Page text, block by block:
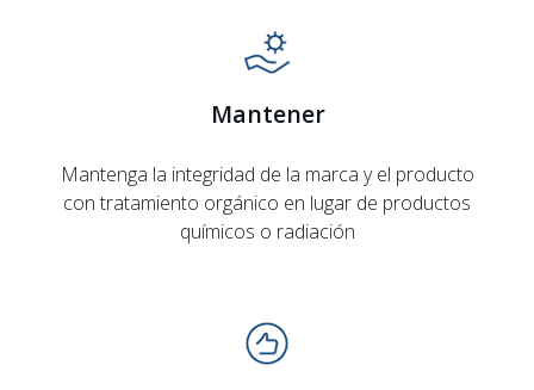
Mantener
Mantenga la integridad de la marca y el producto
con tratamiento orgánico en lugar de productos
químicos o radiación